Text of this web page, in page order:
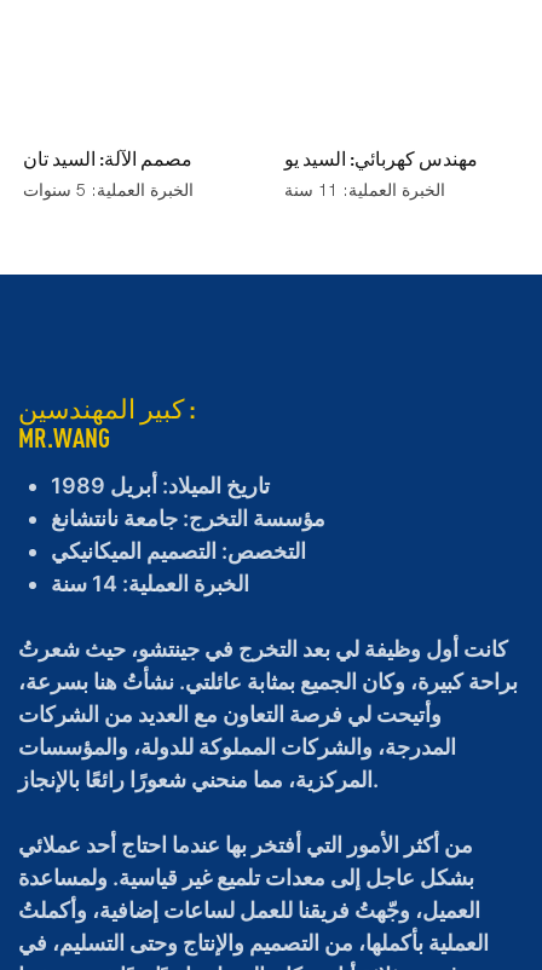
مصمم الآلة: السيد تان
الخبرة العملية: 5 سنوات
مهندس كهربائي: السيد يو
الخبرة العملية: 11 سنة
كبير المهندسين :
MR.WANG
تاريخ الميلاد: أبريل 1989
مؤسسة التخرج: جامعة نانتشانغ
التخصص: التصميم الميكانيكي
الخبرة العملية: 14 سنة
كانت أول وظيفة لي بعد التخرج في جينتشو، حيث شعرتُ
براحة كبيرة، وكان الجميع بمثابة عائلتي. نشأتُ هنا بسرعة،
وأتيحت لي فرصة التعاون مع العديد من الشركات
المدرجة، والشركات المملوكة للدولة، والمؤسسات
المركزية، مما منحني شعورًا رائعًا بالإنجاز.
من أكثر الأمور التي أفتخر بها عندما احتاج أحد عملائي
بشكل عاجل إلى معدات تلميع غير قياسية. ولمساعدة
العميل، وجّهتُ فريقنا للعمل لساعات إضافية، وأكملتُ
العملية بأكملها، من التصميم والإنتاج وحتى التسليم، في